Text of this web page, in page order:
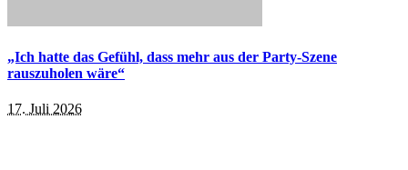
„Ich hatte das Gefühl, dass mehr aus der Party-Szene
rauszuholen wäre“
17. Juli 2026